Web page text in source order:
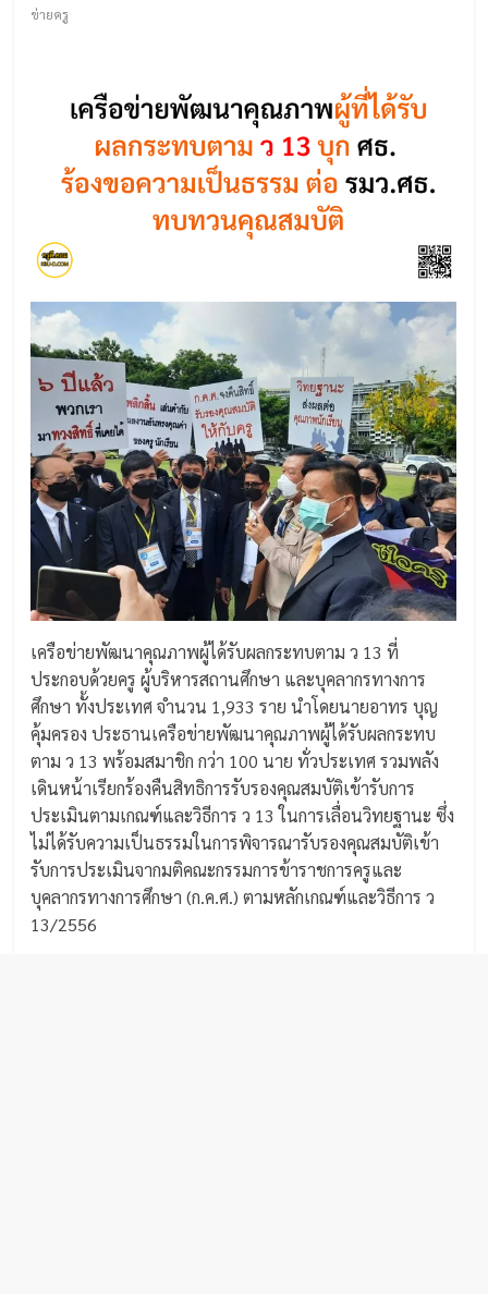
ข่ายครู
เครือข่ายพัฒนาคุณภาพผู้ได้รับผลกระทบตาม ว 13 ที่
ประกอบด้วยครู ผู้บริหารสถานศึกษา และบุคลากรทางการ
ศึกษา ทั้งประเทศ จำนวน 1,933 ราย นำโดยนายอาทร บุญ
คุ้มครอง ประธานเครือข่ายพัฒนาคุณภาพผู้ได้รับผลกระทบ
ตาม ว 13 พร้อมสมาชิก กว่า 100 นาย ทั่วประเทศ รวมพลัง
เดินหน้าเรียกร้องคืนสิทธิการรับรองคุณสมบัติเข้ารับการ
ประเมินตามเกณฑ์และวิธีการ ว 13 ในการเลื่อนวิทยฐานะ ซึ่ง
ไม่ได้รับความเป็นธรรมในการพิจารณารับรองคุณสมบัติเข้า
รับการประเมินจากมติคณะกรรมการข้าราชการครูและ
บุคลากรทางการศึกษา (ก.ค.ศ.) ตามหลักเกณฑ์และวิธีการ ว
13/2556